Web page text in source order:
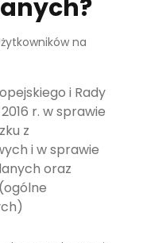
na
i Rady
r. w sprawie
z
i w sprawie
oraz